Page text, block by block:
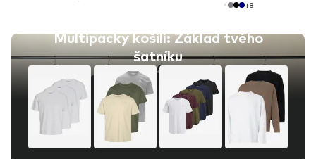
Multipacky košilí: Základ tvého
šatníku
+8